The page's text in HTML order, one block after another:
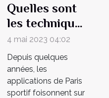
Quelles sont
les techniques
à utiliser pour
installer 1XBet
?
4 mai 2023 04:02
Depuis quelques
années, les
applications de Paris
sportif foisonnent sur